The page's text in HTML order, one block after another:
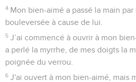
4 Mon bien-aimé a passé la main
bouleversée à cause de lui.
5 J’ai commencé à ouvrir à mon
a perlé la myrrhe, de mes doigts la
poignée du verrou.
6 J'ai ouvert à mon bien-aimé, mais